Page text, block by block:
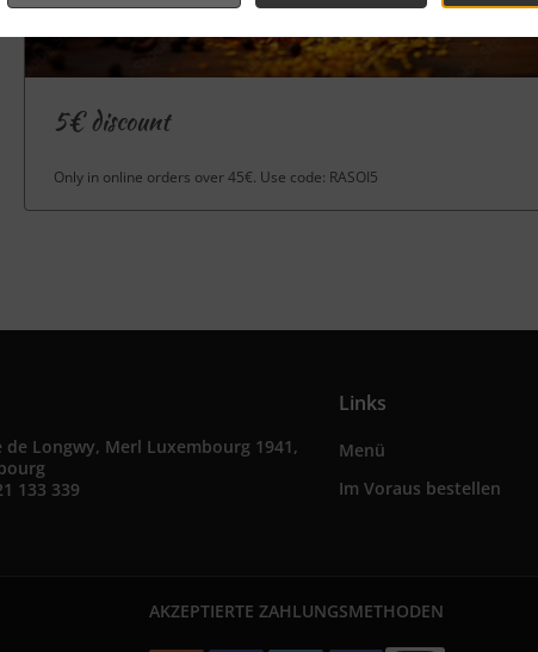
5€ discount
Only in online orders over 45€. Use code: RASOI5
de Longwy, Merl Luxembourg 1941,
133 339
Links
Menü
Im Voraus bestellen
AKZEPTIERTE ZAHLUNGSMETHODEN